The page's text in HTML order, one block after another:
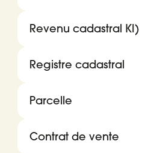
Revenu cadastral KI)
Registre cadastral
Parcelle
Contrat de vente